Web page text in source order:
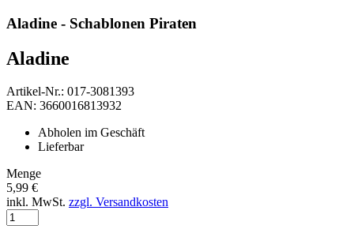
Aladine - Schablonen Piraten
Aladine
Artikel-Nr.: 017-3081393
EAN: 3660016813932
Abholen im Geschäft
Lieferbar
Menge
5,99 €
inkl. MwSt. zzgl. Versandkosten